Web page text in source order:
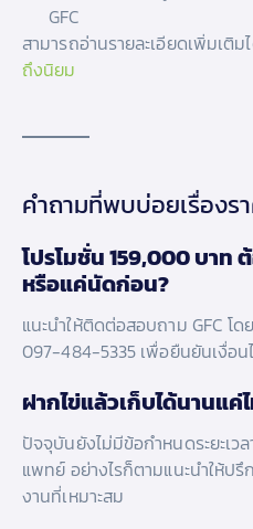
GFC
สามารถอ่านรายละเอียดเพิ่มเติ
ถึงนิยม
คำถามที่พบบ่อยเรื่องร
โปรโมชั่น 159,000 บาท
หรือแค่นัดก่อน?
แนะนำให้ติดต่อสอบถาม GFC โ
097-484-5335 เพื่อยืนยันเงื่อน
ฝากไข่แล้วเก็บได้นานแค่
ปัจจุบันยังไม่มีข้อกำหนดระยะเว
แพทย์ อย่างไรก็ตามแนะนำให้ป
งานที่เหมาะสม